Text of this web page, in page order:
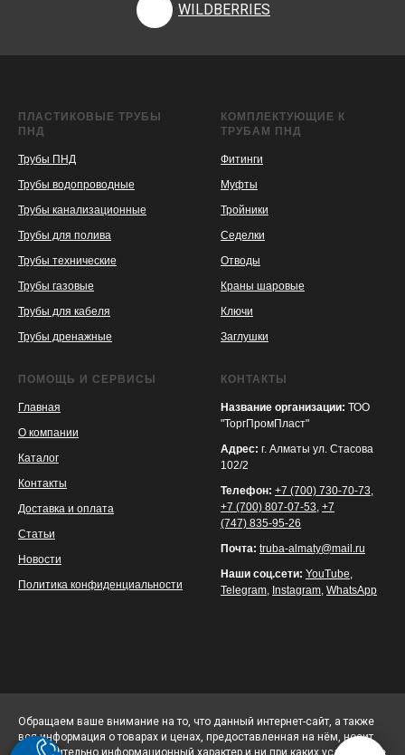
WILDBERRIES
ПЛАСТИКОВЫЕ ТРУБЫ
ПНД
Трубы ПНД
Трубы водопроводные
Трубы канализационные
Трубы для полива
Трубы технические
Трубы газовые
Трубы для кабеля
Трубы дренажные
КОМПЛЕКТУЮЩИЕ К
ТРУБАМ ПНД
Фитинги
Муфты
Тройники
Седелки
Отводы
Краны шаровые
Ключи
Заглушки
ПОМОЩЬ И СЕРВИСЫ
Главная
О компании
Каталог
Контакты
Доставка и оплата
Статьи
Новости
Политика конфиденциальности
КОНТАКТЫ
Название организации: ТОО
"ТоргПромПласт"
Адрес: г. Алматы ул. Стасова
102/2
Телефон: +7 (700) 730-70-73,
+7 (700) 807-07-53, +7
(747) 835-95-26
Почта: truba-almaty@mail.ru
Наши соц.сети: YouTube,
Telegram, Instagram, WhatsApp
Обращаем ваше внимание на то, что данный интернет-сайт, а также
вся информация о товарах и ценах, предоставленная на нём, носит